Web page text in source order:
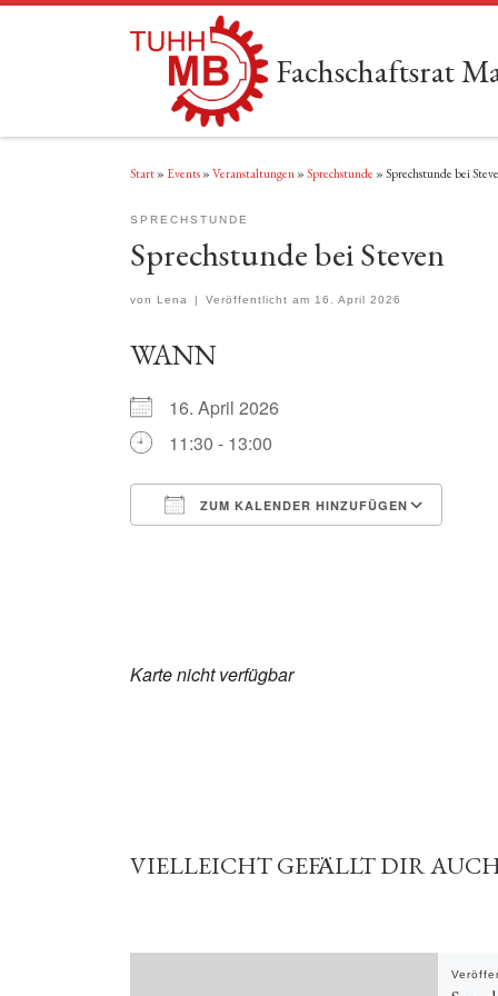
Zum Inhalt springen
Fachschaftsrat
Start» Events» Veranstaltungen» Sprechstunde » Sprechstunde bei
SPRECHSTUNDE
Sprechstunde bei Steven
von Lena | Veröffentlicht am 16. April 2026
WANN
16. April 2026
11:30 - 13:00
ZUM KALENDER HINZUFÜGEN
Karte nicht verfügbar
VIELLEICHT GEFÄLLT DIR